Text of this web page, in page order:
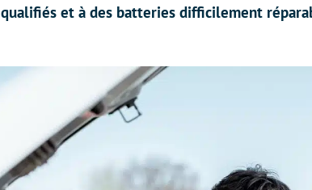
et à des batteries difficilement